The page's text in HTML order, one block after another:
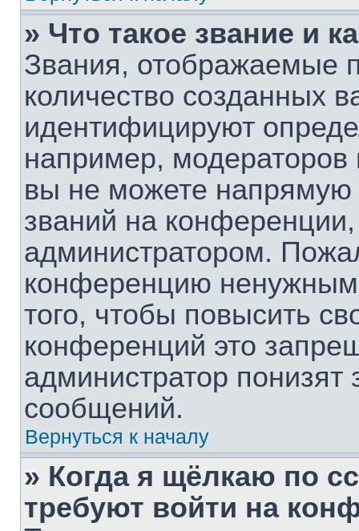
» Что такое звание и
Звания, отображаемые
количество созданных
идентифицируют
например,
вы не можете напрямую
званий на
администратором.
конференцию
того, чтобы повысить
конференций это
администратор понизят
сообщений.
Вернуться к началу
» Когда я щёлкаю по
требуют войти на